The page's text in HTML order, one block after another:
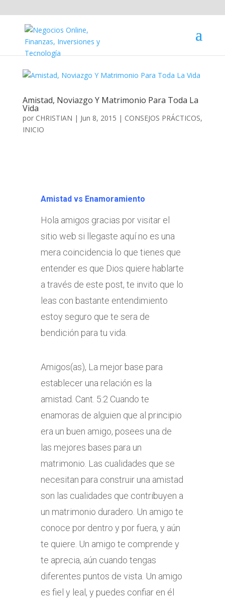
Amistad, Noviazgo Y Matrimonio Para Toda La
Vida
por CHRISTIAN | Jun 8, 2015 | CONSEJOS PRÁCTICOS,
INICIO
Amistad vs Enamoramiento
Hola amigos gracias por visitar el
sitio web si llegaste aquí no es una
mera coincidencia lo que tienes que
entender es que Dios quiere hablarte
a través de este post, te invito que lo
leas con bastante entendimiento
estoy seguro que te sera de
bendición para tu vida.
Amigos(as), La mejor base para
establecer una relación es la
amistad. Cant. 5:2 Cuando te
enamoras de alguien que al principio
era un buen amigo, posees una de
las mejores bases para un
matrimonio. Las cualidades que se
necesitan para construir una amistad
son las cualidades que contribuyen a
un matrimonio duradero. Un amigo te
conoce por dentro y por fuera, y aún
te quiere. Un amigo te comprende y
te aprecia, aún cuando tengas
diferentes puntos de vista. Un amigo
es fiel y leal, y puedes confiar en él